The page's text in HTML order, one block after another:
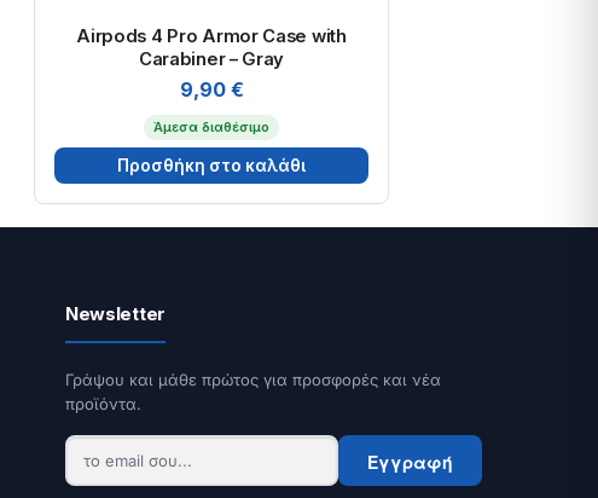
Airpods 4 Pro Armor Case with
Carabiner – Gray
9,90 €
Άμεσα διαθέσιμο
Προσθήκη στο καλάθι
Newsletter
Γράψου και μάθε πρώτος για προσφορές και νέα
προϊόντα.
Εγγραφή